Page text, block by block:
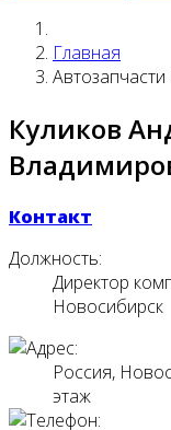
Главная
Куликов
Контакт
Должность:
Директор
Новосибирск
Россия,
этаж